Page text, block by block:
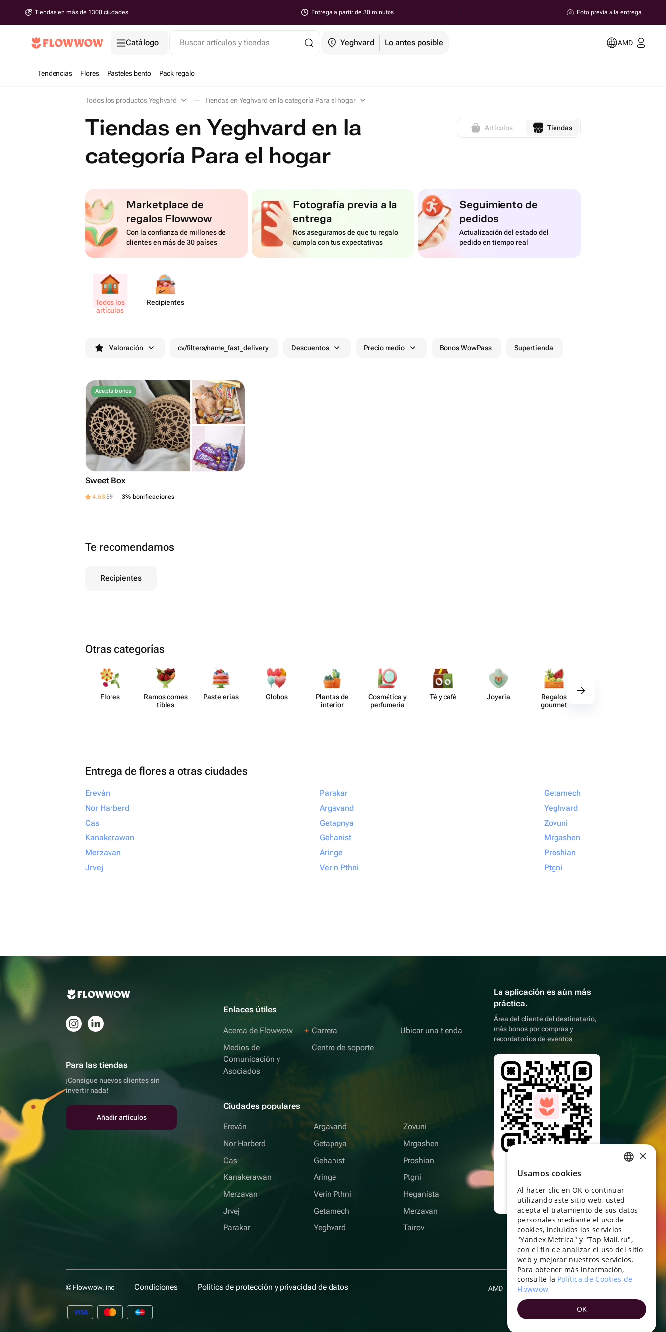
Tiendas en más de 1300 ciudades Entrega a partir de 30 minutos Foto previa a la entrega
Catálogo Buscar artículos y tiendas Yeghvard Lo antes posible AMD
Tendencias Flores Pasteles bento Pack regalo
Todos los productos Yeghvard Tiendas en Yeghvard en la categoría Para el hogar
Tiendas en Yeghvard en la
categoría Para el hogar
Artículos Tiendas
Marketplace de
regalos Flowwow
Con la confianza de millones de
clientes en más de 30 países
Fotografía previa a la
entrega
Nos aseguramos de que tu regalo
cumpla con tus expectativas
Seguimiento de
pedidos
Actualización del estado del
pedido en tiempo real
Todos los
artículos
Recip​ientes
Valoración cv/filters/name_fast_delivery Descuentos Precio medio Bonos WowPass Supertienda
Acepta bonos
Sweet Box
4.6859 3% bonificaciones
Te recomendamos
Recipientes
Otras categorías
Flores
Ramos comes​
tibles
Paste​lerías Globos
Plantas de
interior
Cosmética y
perf​umería
Té y café Joyería
Regalos
gourmet
Entrega de flores a otras ciudades
Ereván
Nor Harberd
Cas
Kanakerawan
Merzavan
Jrvej
Parakar
Argavand
Getapnya
Gehanist
Aringe
Verin Pthni
Getamech
Yeghvard
Zovuni
Mrgashen
Proshian
Ptgni
Para las tiendas
¡Consigue nuevos clientes sin
invertir nada!
Añadir artículos
Enlaces útiles
Acerca de Flowwow
Medios de
Comunicación y
Asociados
Carrera
Centro de soporte
Ubicar una tienda
Ciudades populares
Ereván
Nor Harberd
Cas
Kanakerawan
Merzavan
Jrvej
Parakar
Argavand
Getapnya
Gehanist
Aringe
Verin Pthni
Getamech
Yeghvard
Zovuni
Mrgashen
Proshian
Ptgni
Heganista
Merzavan
Tairov
La aplicación es aún más
práctica.
Área del cliente del destinatario,
más bonos por compras y
recordatorios de eventos
descarga la
© Flowwow, inc Condiciones Política de protección y privacidad de datos AMD
ENGLISH
UKRAINIAN
PORTUGUESE
SPANISH
HUNGARIAN
ITALIAN
×
Usamos cookies
Al hacer clic en OK o continuar
utilizando este sitio web, usted
acepta el tratamiento de sus datos
personales mediante el uso de
cookies, incluidos los servicios
"Yandex Metrica" y "Top Mail.ru",
con el fin de analizar el uso del sitio
web y mejorar nuestros servicios.
Para obtener más información,
consulte la Política de Cookies de
Flowwow
OK